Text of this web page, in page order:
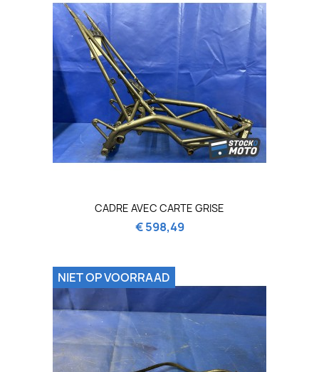
CADRE AVEC CARTE GRISE
€ 598,49
NIET OP VOORRAAD